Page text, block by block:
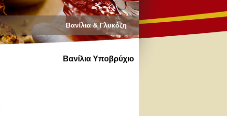
Βανίλια & Γλυκόζη
Βανίλια Υποβρύχιο